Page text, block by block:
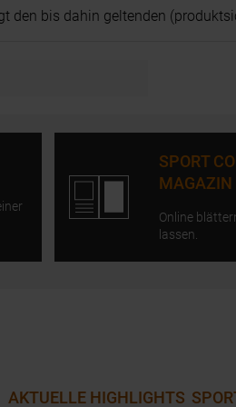
den bis dahin geltenden
SPORT
MAGAZIN
Online
lassen.
AKTUELLE HIGHLIGHTS